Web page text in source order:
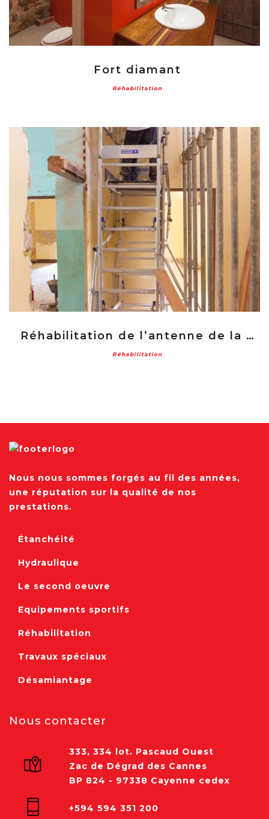
Fort diamant
Réhabilitation
Réhabilitation de l’antenne de la CTG à Saint Laurent du Maroni
Réhabilitation
Nous nous sommes forgés au fil des années,
une réputation sur la qualité de nos
prestations.
Étanchéité
Hydraulique
Le second oeuvre
Equipements sportifs
Réhabilitation
Travaux spéciaux
Désamiantage
Nous contacter
333, 334 lot. Pascaud Ouest
Zac de Dégrad des Cannes
BP 824 - 97338 Cayenne cedex
+594 594 351 200